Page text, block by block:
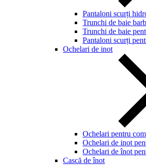
Pantaloni scurți
Trunchi de baie
Trunchi de baie
Pantaloni scurți
Ochelari de inot
Ochelari pentru
Ochelari de inot
Ochelari de înot
Cască de înot